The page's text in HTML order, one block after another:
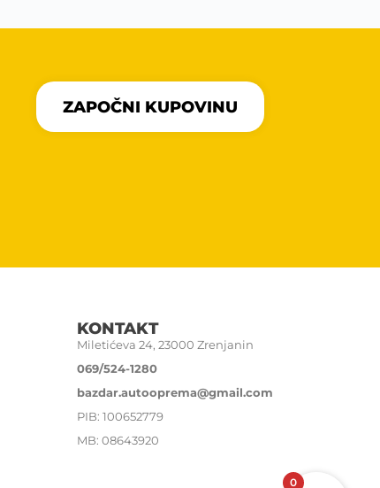
ZAPOČNI KUPOVINU
KONTAKT
Miletićeva 24, 23000 Zrenjanin
069/524-1280
bazdar.autooprema@gmail.com
PIB: 100652779
MB: 08643920
0